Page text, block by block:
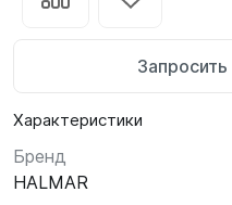
Характеристики
Бренд
HALMAR